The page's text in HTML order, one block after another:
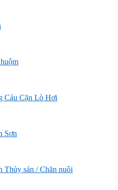
Cáu Cặn Lò Hơi
Sơn
Thủy sản / Chăn nuôi